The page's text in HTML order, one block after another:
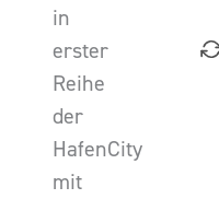
in
erster
Reihe
der
HafenCity
mit